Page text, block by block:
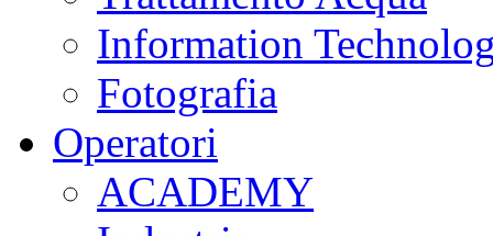
Information
Fotografia
Operatori
ACADEMY